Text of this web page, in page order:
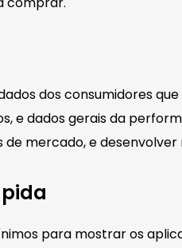
dos consumidores
e dados gerais da
mercado, e
para mostrar os